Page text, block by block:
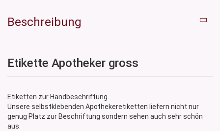
Beschreibung
Etikette Apotheker gross
Etiketten zur Handbeschriftung.
Unsere selbstklebenden Apothekeretiketten liefern nicht nur
genug Platz zur Beschriftung sondern sehen auch sehr schön
aus.